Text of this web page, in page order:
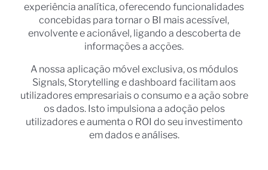
experiência analítica, oferecendo funcionalidades
concebidas para tornar o BI mais acessível,
envolvente e acionável, ligando a descoberta de
informações a acções.
A nossa aplicação móvel exclusiva, os módulos
Signals, Storytelling e dashboard facilitam aos
utilizadores empresariais o consumo e a ação sobre
os dados. Isto impulsiona a adoção pelos
utilizadores e aumenta o ROI do seu investimento
em dados e análises.